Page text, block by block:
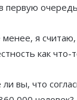
первую
я
как
ли вы, что